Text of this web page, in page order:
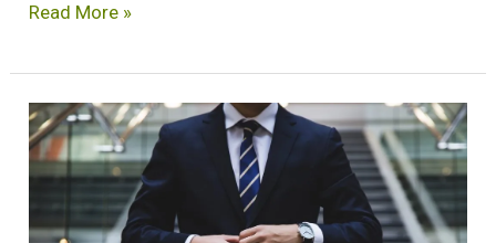
Read More »
Fejlesztő-
vezetői